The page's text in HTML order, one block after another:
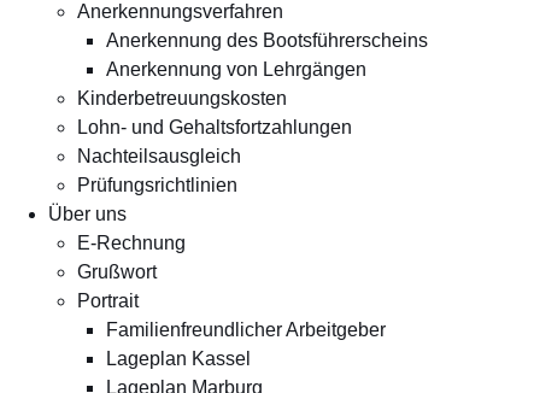
Anerkennungsverfahren
Anerkennung des Bootsführerscheins
Anerkennung von Lehrgängen
Kinderbetreuungskosten
Lohn- und Gehaltsfortzahlungen
Nachteilsausgleich
Prüfungsrichtlinien
Über uns
E-Rechnung
Grußwort
Portrait
Familienfreundlicher Arbeitgeber
Lageplan Kassel
Lageplan Marburg